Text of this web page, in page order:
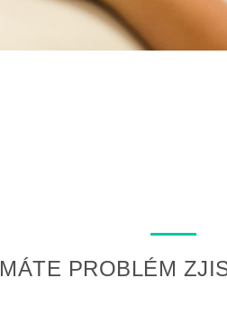
MÁTE PROBLÉM